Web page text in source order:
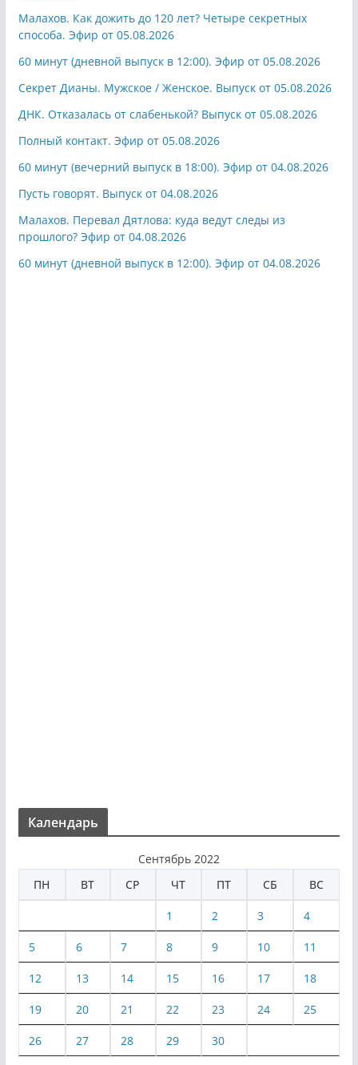
Малахов. Как дожить до 120 лет? Четыре секретных
способа. Эфир от 05.08.2026
60 минут (дневной выпуск в 12:00). Эфир от 05.08.2026
Секрет Дианы. Мужское / Женское. Выпуск от 05.08.2026
ДНК. Отказалась от слабенькой? Выпуск от 05.08.2026
Полный контакт. Эфир от 05.08.2026
60 минут (вечерний выпуск в 18:00). Эфир от 04.08.2026
Пусть говорят. Выпуск от 04.08.2026
Малахов. Перевал Дятлова: куда ведут следы из
прошлого? Эфир от 04.08.2026
60 минут (дневной выпуск в 12:00). Эфир от 04.08.2026
Календарь
Сентябрь 2022
ПН
ВТ СР ЧТ ПТ СБ ВС
1 2 3 4
5 6 7 8 9 10 11
12 13 14 15 16 17 18
19 20 21 22 23 24 25
26 27 28 29 30